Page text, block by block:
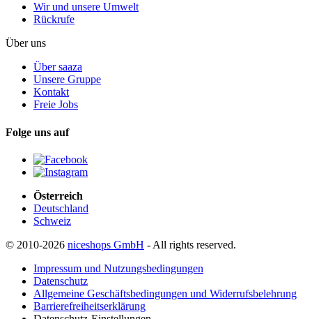
Wir und unsere Umwelt
Rückrufe
Über uns
Über saaza
Unsere Gruppe
Kontakt
Freie Jobs
Folge uns auf
Österreich
Deutschland
Schweiz
© 2010-2026 niceshops GmbH - All rights reserved.
Impressum und Nutzungsbedingungen
Datenschutz
Allgemeine Geschäftsbedingungen und Widerrufsbelehrung
Barrierefreiheitserklärung